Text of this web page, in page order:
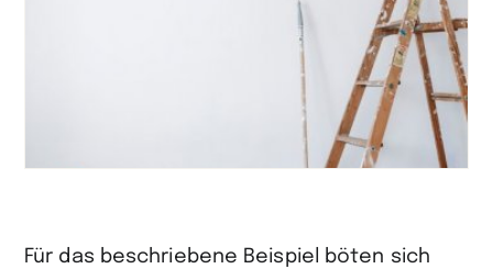
Für das beschriebene Beispiel böten sich